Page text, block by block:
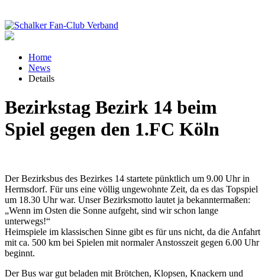
Home
News
Details
Bezirkstag Bezirk 14 beim
Spiel gegen den 1.FC Köln
Der Bezirksbus des Bezirkes 14 startete pünktlich um 9.00 Uhr in
Hermsdorf. Für uns eine völlig ungewohnte Zeit, da es das Topspiel
um 18.30 Uhr war. Unser Bezirksmotto lautet ja bekanntermaßen:
„Wenn im Osten die Sonne aufgeht, sind wir schon lange
unterwegs!“
Heimspiele im klassischen Sinne gibt es für uns nicht, da die Anfahrt
mit ca. 500 km bei Spielen mit normaler Anstosszeit gegen 6.00 Uhr
beginnt.
Der Bus war gut beladen mit Brötchen, Klopsen, Knackern und